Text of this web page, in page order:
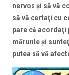
nervos şi să vă
să vă certaţi cu
pare că acordaţi
mărunte şi
putea să vă